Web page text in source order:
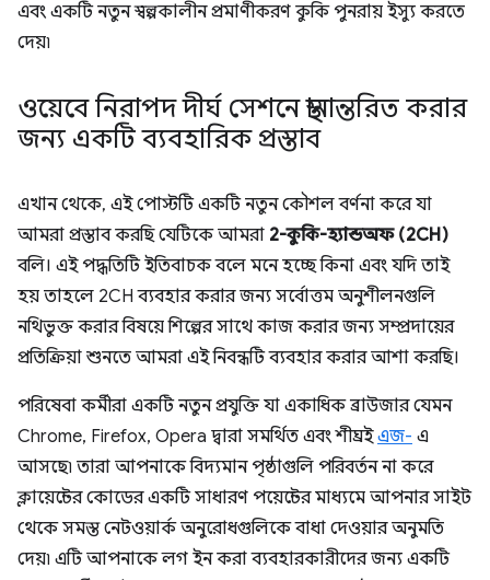
এবং একটি নতুন স্বল্পকালীন প্রমাণীকরণ কুকি পুনরায় ইস্যু করতে
দেয়৷
ওয়েবে নিরাপদ দীর্ঘ সেশনে স্থানান্তরিত করার
জন্য একটি ব্যবহারিক প্রস্তাব
এখান থেকে, এই পোস্টটি একটি নতুন কৌশল বর্ণনা করে যা
আমরা প্রস্তাব করছি যেটিকে আমরা 2-কুকি-হ্যান্ডঅফ (2CH)
বলি। এই পদ্ধতিটি ইতিবাচক বলে মনে হচ্ছে কিনা এবং যদি তাই
হয় তাহলে 2CH ব্যবহার করার জন্য সর্বোত্তম অনুশীলনগুলি
নথিভুক্ত করার বিষয়ে শিল্পের সাথে কাজ করার জন্য সম্প্রদায়ের
প্রতিক্রিয়া শুনতে আমরা এই নিবন্ধটি ব্যবহার করার আশা করছি।
পরিষেবা কর্মীরা একটি নতুন প্রযুক্তি যা একাধিক ব্রাউজার যেমন
Chrome, Firefox, Opera দ্বারা সমর্থিত এবং শীঘ্রইএজ- এ
আসছে৷ তারা আপনাকে বিদ্যমান পৃষ্ঠাগুলি পরিবর্তন না করে
ক্লায়েন্টের কোডের একটি সাধারণ পয়েন্টের মাধ্যমে আপনার সাইট
থেকে সমস্ত নেটওয়ার্ক অনুরোধগুলিকে বাধা দেওয়ার অনুমতি
দেয়৷ এটি আপনাকে লগ ইন করা ব্যবহারকারীদের জন্য একটি